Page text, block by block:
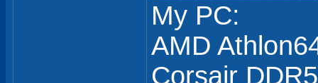
My PC:
AMD
Corsair